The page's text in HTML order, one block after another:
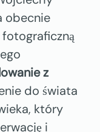
obecnie
fotograficzną
z
do świata
który
i